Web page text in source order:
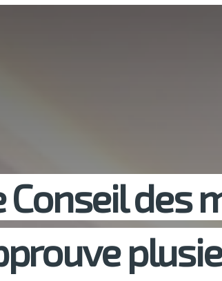
Conseil des